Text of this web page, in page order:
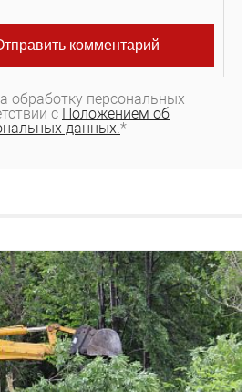
обработку персональных
с Положением об
данных.*